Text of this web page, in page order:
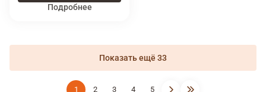
Подробнее
Показать ещё 33
1 2 3 4 5